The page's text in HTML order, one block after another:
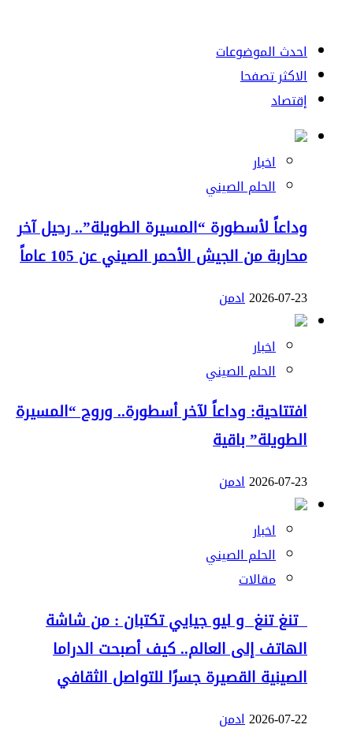
احدث الموضوعات
الاكثر تصفحا
إقتصاد
اخبار
الحلم الصيني
وداعاً لأسطورة “المسيرة الطويلة”.. رحيل آخر
محاربة من الجيش الأحمر الصيني عن 105 عاماً
2026-07-23ادمن
اخبار
الحلم الصيني
افتتاحية: وداعاً لآخر أسطورة.. وروح “المسيرة
الطويلة” باقية
2026-07-23ادمن
اخبار
الحلم الصيني
مقالات
تنغ تنغ و ليو جيايي تكتبان : من شاشة
الهاتف إلى العالم.. كيف أصبحت الدراما
الصينية القصيرة جسرًا للتواصل الثقافي
2026-07-22ادمن